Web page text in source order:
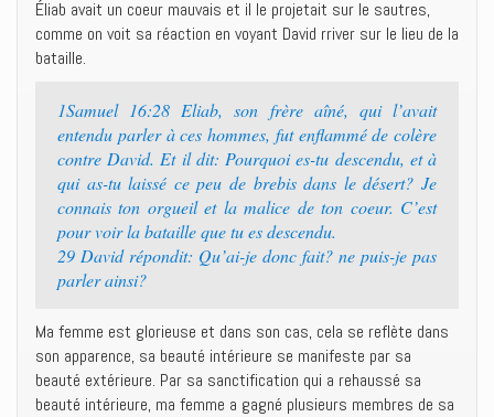
Éliab avait un coeur mauvais et il le projetait sur le sautres,
comme on voit sa réaction en voyant David rriver sur le lieu de la
bataille.
1Samuel 16:28 Eliab, son frère aîné, qui l’avait
entendu parler à ces hommes, fut enflammé de colère
contre David. Et il dit: Pourquoi es-tu descendu, et à
qui as-tu laissé ce peu de brebis dans le désert? Je
connais ton orgueil et la malice de ton coeur. C’est
pour voir la bataille que tu es descendu.
29 David répondit: Qu’ai-je donc fait? ne puis-je pas
parler ainsi?
Ma femme est glorieuse et dans son cas, cela se reflète dans
son apparence, sa beauté intérieure se manifeste par sa
beauté extérieure. Par sa sanctification qui a rehaussé sa
beauté intérieure, ma femme a gagné plusieurs membres de sa